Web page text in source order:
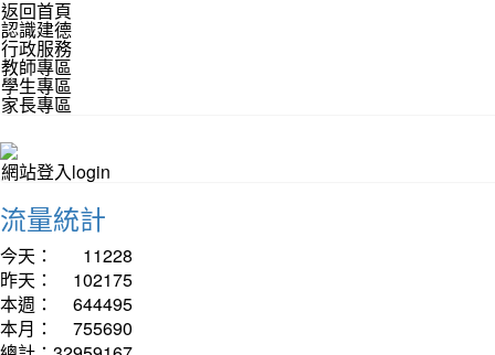
返回首頁
認識建德
行政服務
教師專區
學生專區
家長專區
網站登入login
流量統計
今天：
11228
昨天：
102175
本週：
644495
本月：
755690